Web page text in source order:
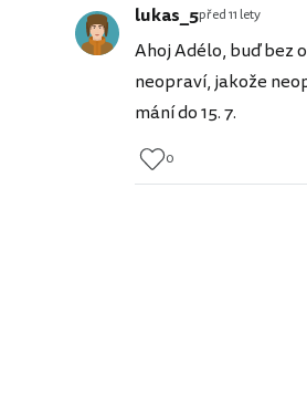
lukas_5před 11 lety
Ahoj Adélo, buď bez
neopraví, jakože
mání do 15. 7.
0